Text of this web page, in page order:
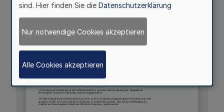
sind. Hier finden Sie die Datenschutzerklärung
Nur notwendige Cookies akzeptieren
Alle Cookies akzeptieren